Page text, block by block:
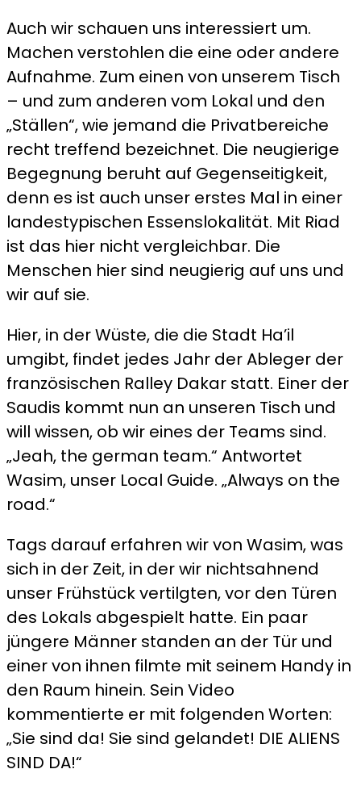
Auch wir schauen uns interessiert um.
Machen verstohlen die eine oder andere
Aufnahme. Zum einen von unserem Tisch
– und zum anderen vom Lokal und den
„Ställen“, wie jemand die Privatbereiche
recht treffend bezeichnet. Die neugierige
Begegnung beruht auf Gegenseitigkeit,
denn es ist auch unser erstes Mal in einer
landestypischen Essenslokalität. Mit Riad
ist das hier nicht vergleichbar. Die
Menschen hier sind neugierig auf uns und
wir auf sie.
Hier, in der Wüste, die die Stadt Ha’il
umgibt, findet jedes Jahr der Ableger der
französischen Ralley Dakar statt. Einer der
Saudis kommt nun an unseren Tisch und
will wissen, ob wir eines der Teams sind.
„Jeah, the german team.“ Antwortet
Wasim, unser Local Guide. „Always on the
road.“
Tags darauf erfahren wir von Wasim, was
sich in der Zeit, in der wir nichtsahnend
unser Frühstück vertilgten, vor den Türen
des Lokals abgespielt hatte. Ein paar
jüngere Männer standen an der Tür und
einer von ihnen filmte mit seinem Handy in
den Raum hinein. Sein Video
kommentierte er mit folgenden Worten:
„Sie sind da! Sie sind gelandet! DIE ALIENS
SIND DA!“